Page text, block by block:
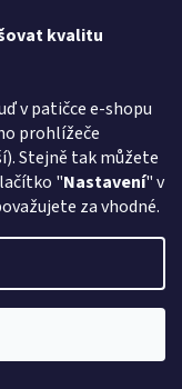
kvalitu
v patičce e-shopu
prohlížeče
Stejně tak můžete
"Nastavení" v
za vhodné.